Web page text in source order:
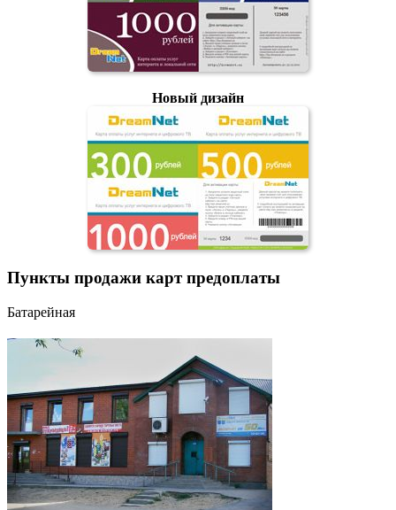
Новый дизайн
Пункты продажи карт предоплаты
Батарейная